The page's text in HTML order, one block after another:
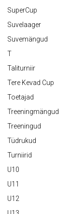
SuperCup
Suvelaager
Suvemängud
T
Taliturniir
Tere Kevad Cup
Toetajad
Treeningmängud
Treeningud
Tüdrukud
Turniirid
U10
U11
U12